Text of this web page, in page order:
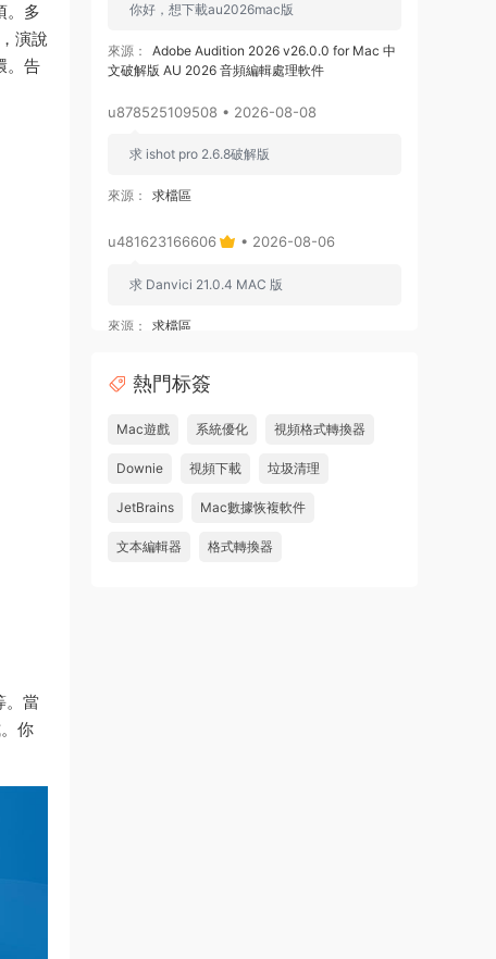
。多
演說
。告
。當
你
你好，想下載au2026mac版
來源：
Adobe Audition 2026 v26.0.0 for Mac 中
文破解版 AU 2026 音頻編輯處理軟件
u878525109508 • 2026-08-08
求 ishot pro 2.6.8破解版
來源： 求檔區
u481623166606 • 2026-08-06
求 Danvici 21.0.4 MAC 版
來源： 求檔區
admin • 2026-08-06
Pro v26.3.0 ARM [MacSKY].dmg等2個文
中文破解版 PR2026 強大視頻編輯軟件
u262113823826 • 2026-08-06
熱門标簽
Mac遊戲 系統優化 視頻格式轉換器
Downie 視頻下載 垃圾清理
JetBrains Mac數據恢複軟件
文本編輯器 格式轉換器